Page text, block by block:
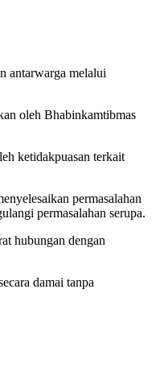
antarwarga melalui
oleh Bhabinkamtibmas
ketidakpuasan terkait
permasalahan
permasalahan serupa.
hubungan dengan
damai tanpa